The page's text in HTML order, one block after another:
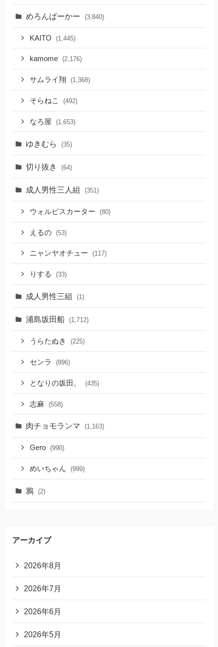
めろんぱーかー (3,840)
KAITO (1,445)
kamome (2,176)
サムライ翔 (1,368)
そらねこ (492)
なろ屋 (1,653)
ゆきむら (35)
切り抜き (64)
成人男性三人組 (351)
ウォルピスカーター (80)
えるの (53)
ニャンヤオチュー (117)
りする (33)
成人男性三組 (1)
浦島坂田船 (1,712)
うらたぬき (225)
センラ (896)
となりの坂田。 (435)
志麻 (558)
肉チョモランマ (1,163)
Gero (990)
めいちゃん (999)
鴉 (2)
アーカイブ
2026年8月
2026年7月
2026年6月
2026年5月